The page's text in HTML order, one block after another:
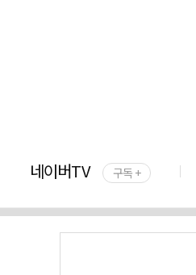
네이버TV 구독 +